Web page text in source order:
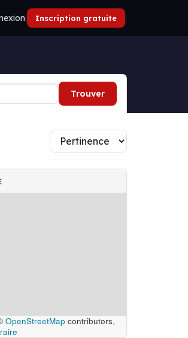
| Inscription gratuite |
Trouver
OpenStreetMap contributors,